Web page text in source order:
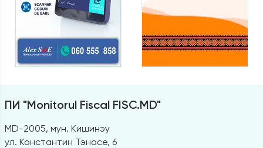
ПИ "Monitorul Fiscal FISC.MD"
MD-2005, мун. Кишинэу
ул. Константин Тэнасе, 6